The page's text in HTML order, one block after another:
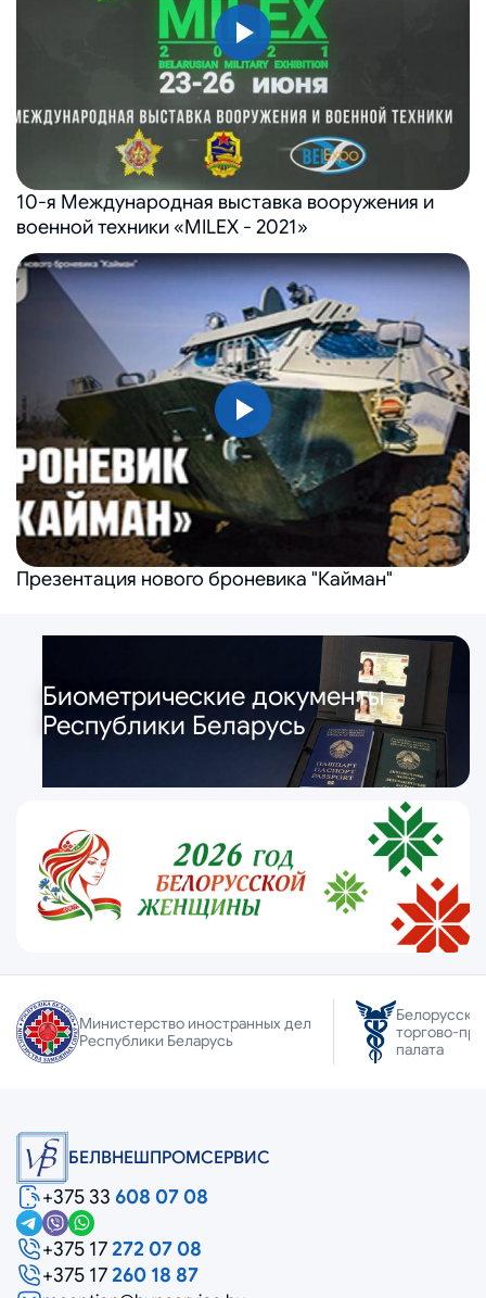
10-я Международная выставка вооружения и
военной техники «MILEX - 2021»
Презентация нового броневика "Кайман"
Биометрические документы
Республики Беларусь
Министерство иностранных дел
Республики Беларусь
Белорусская
торгово-
палата
БЕЛВНЕШПРОМСЕРВИС
+375 33 608 07 08
+375 17 272 07 08
+375 17 260 18 87